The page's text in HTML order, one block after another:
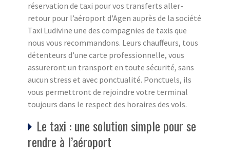
réservation de taxi pour vos transferts aller-
retour pour l’aéroport d'Agen auprès de la société
Taxi Ludivine une des compagnies de taxis que
nous vous recommandons. Leurs chauffeurs, tous
détenteurs d’une carte professionnelle, vous
assureront un transport en toute sécurité, sans
aucun stress et avec ponctualité. Ponctuels, ils
vous permettront de rejoindre votre terminal
toujours dans le respect des horaires des vols.
Le taxi : une solution simple pour se
rendre à l’aéroport